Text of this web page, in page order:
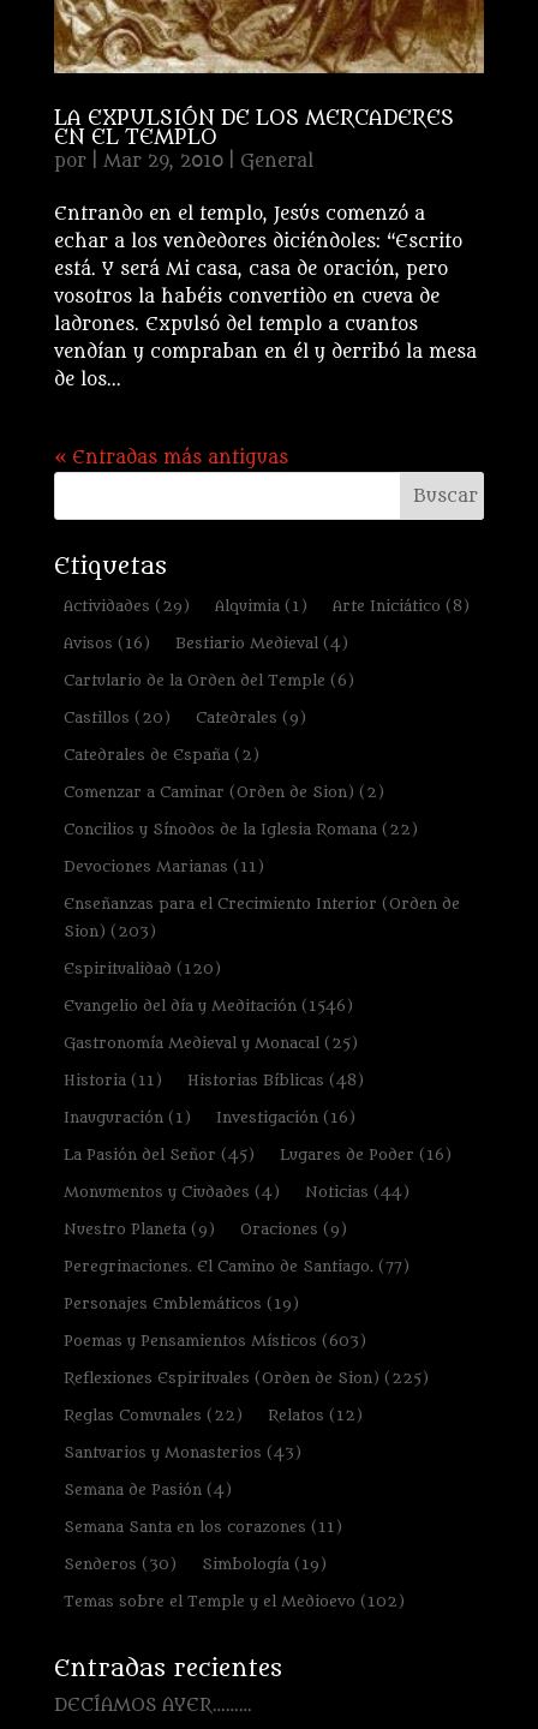
LA EXPULSIÓN DE LOS MERCADERES
EN EL TEMPLO
por Mar 29, 2010| General
Entrando en el templo, Jesús comenzó a
echar a los vendedores diciéndoles: “Escrito
está. Y será Mi casa, casa de oración, pero
vosotros la habéis convertido en cueva de
ladrones. Expulsó del templo a cuantos
vendían y compraban en él y derribó la mesa
de los...
« Entradas más antiguas
Etiquetas
Actividades (29) Alquimia(1) Arte Iniciático (8)
Avisos (16) Bestiario Medieval(4)
Cartulario de la Orden del Temple (6)
Castillos (20) Catedrales (9)
Catedrales de España(2)
Comenzar a Caminar (Orden de Sion) (2)
Concilios y Sínodos de la Iglesia Romana(22)
Devociones Marianas (11)
Enseñanzas para el Crecimiento Interior (Orden de
Sion) (203)
Espiritualidad (120)
Evangelio del día y Meditación(1546)
Gastronomía Medieval y Monacal(25)
Historia(11) Historias Bíblicas (48)
Inauguración(1) Investigación(16)
La Pasión del Señor (45) Lugares de Poder (16)
Monumentos y Ciudades (4) Noticias (44)
Nuestro Planeta(9) Oraciones (9)
Peregrinaciones. El Camino de Santiago.(77)
Personajes Emblemáticos (19)
Poemas y Pensamientos Místicos (603)
Reflexiones Espirituales (Orden de Sion) (225)
Reglas Comunales (22) Relatos (12)
Santuarios y Monasterios (43)
Semana de Pasión(4)
Semana Santa en los corazones (11)
Senderos (30) Simbología(19)
Temas sobre el Temple y el Medioevo (102)
Entradas recientes
DECÍAMOS AYER………